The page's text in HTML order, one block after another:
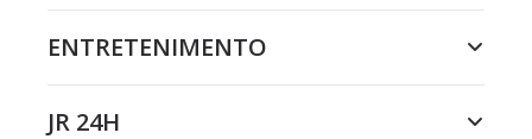
ENTRETENIMENTO
JR 24H